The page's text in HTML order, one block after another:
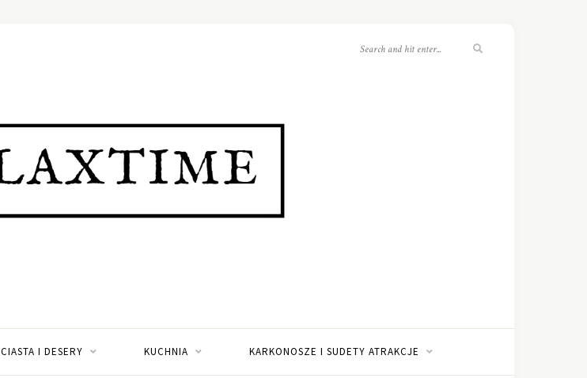
CIASTA I DESERY KUCHNIA KARKONOSZE I SUDETY ATRAKCJE